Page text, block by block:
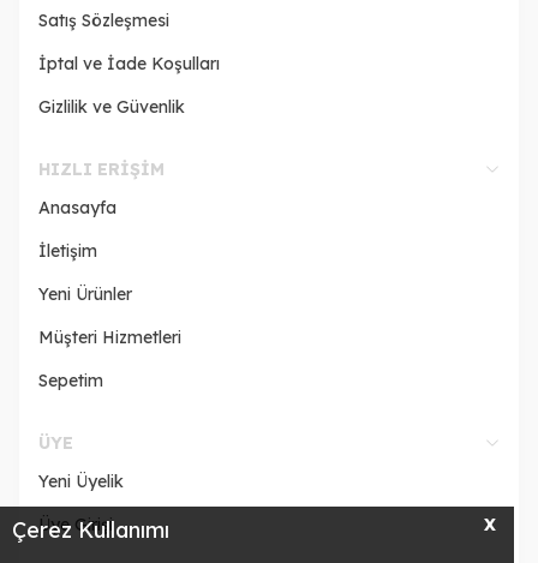
X
Çerez Kullanımı
Satış Sözleşmesi
İptal ve İade Koşulları
Gizlilik ve Güvenlik
HIZLI ERIŞIM
Anasayfa
İletişim
Yeni Ürünler
Müşteri Hizmetleri
Sepetim
ÜYE
Yeni Üyelik
Üye Girişi